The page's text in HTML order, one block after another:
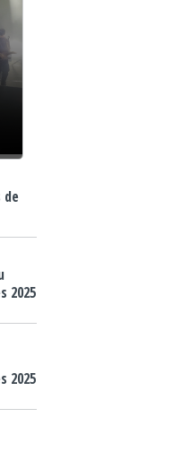
de
2025
2025